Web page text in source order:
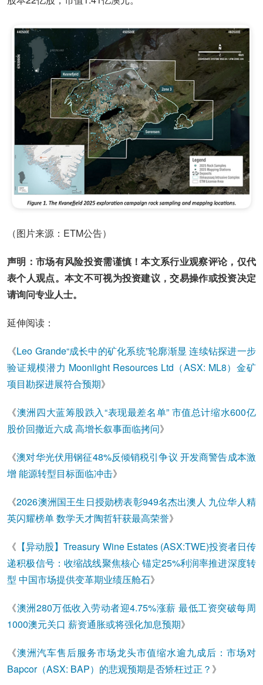
（图片来源：ETM公告）
声明：市场有风险投资需谨慎！本文系行业观察评论，仅代
表个人观点。本文不可视为投资建议，交易操作或投资决定
请询问专业人士。
延伸阅读：
《Leo Grande“成长中的矿化系统”轮廓渐显 连续钻探进一步
验证规模潜力 Moonlight Resources Ltd（ASX: ML8）金矿
项目勘探进展符合预期》
《澳洲四大蓝筹股跌入“表现最差名单” 市值总计缩水600亿
股价回撤近六成 高增长叙事面临拷问》
《澳对华光伏用钢征48%反倾销税引争议 开发商警告成本激
增 能源转型目标面临冲击》
《2026澳洲国王生日授勋榜表彰949名杰出澳人 九位华人精
英闪耀榜单 数学天才陶哲轩获最高荣誉》
《 【异动股】Treasury Wine Estates (ASX:TWE)投资者日传
递积极信号：收缩战线聚焦核心 锚定25%利润率推进深度转
型 中国市场提供变革期业绩压舱石》
《澳洲280万低收入劳动者迎4.75%涨薪 最低工资突破每周
1000澳元关口 薪资通胀或将强化加息预期》
《澳洲汽车售后服务市场龙头市值缩水逾九成后：市场对
Bapcor（ASX: BAP）的悲观预期是否矫枉过正？ 》